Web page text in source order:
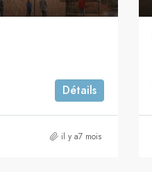
Détails
il y a7 mois